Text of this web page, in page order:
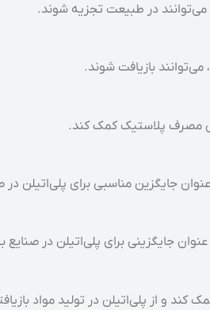
در طبیعت تجزیه شوند.
بازیافت شوند.
مصرف پلاستیک کمک کند.
جایگزین مناسبی برای پلی‌اتیلن
جایگزینی برای پلی‌اتیلن در صنایع
و از پلی‌اتیلن در تولید مواد